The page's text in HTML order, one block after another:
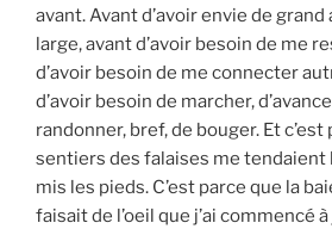
avant. Avant d’avoir envie de grand
large, avant d’avoir besoin de me
d’avoir besoin de me connecter
d’avoir besoin de marcher,
randonner, bref, de bouger. Et c’est
sentiers des falaises me tendaient
mis les pieds. C’est parce que la
faisait de l’oeil que j’ai commencé